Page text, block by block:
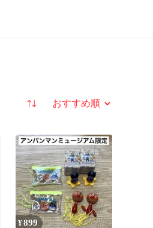
並び替え
¥899